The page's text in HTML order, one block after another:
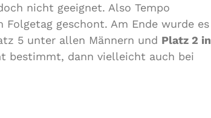
nicht geeignet. Also Tempo
geschont. Am Ende wurde es
5 unter allen Männern und Platz 2 in
bestimmt, dann vielleicht auch bei